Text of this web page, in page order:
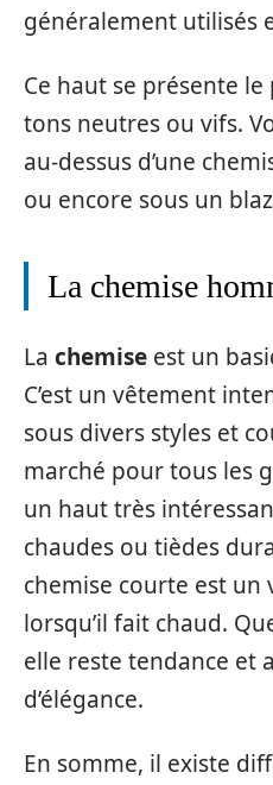
généralement utilisés
Ce haut se présente
tons neutres ou vifs.
au-dessus d’une
ou encore sous un
La chemise
La chemise est un
C’est un vêtement
sous divers styles et
marché pour tous les
un haut très
chaudes ou tièdes
chemise courte est
lorsqu’il fait chaud.
elle reste tendance et
d’élégance.
En somme, il existe